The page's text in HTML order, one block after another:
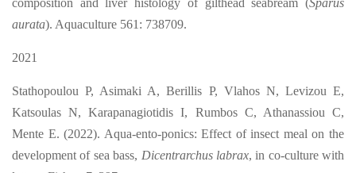
composition and liver histology of gilthead seabream (Sparus
aurata). Aquaculture 561: 738709.
2021
Stathopoulou P, Asimaki A, Berillis P, Vlahos N, Levizou E,
Katsoulas N, Karapanagiotidis I, Rumbos C, Athanassiou C,
Mente E. (2022). Aqua-ento-ponics: Effect of insect meal on the
development of sea bass, Dicentrarchus labrax, in co-culture with